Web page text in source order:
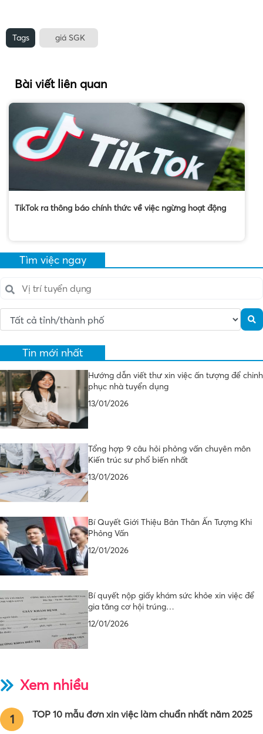
Tags giá SGK
Bài viết liên quan
TikTok ra thông báo chính thức về việc ngừng hoạt động
Tìm việc ngay
Tin mới nhất
Hướng dẫn viết thư xin việc ấn tượng để chinh
phục nhà tuyển dụng
13/01/2026
Tổng hợp 9 câu hỏi phỏng vấn chuyên môn
Kiến trúc sư phổ biến nhất
13/01/2026
Bí Quyết Giới Thiệu Bản Thân Ấn Tượng Khi
Phỏng Vấn
12/01/2026
Bí quyết nộp giấy khám sức khỏe xin việc để
gia tăng cơ hội trúng…
12/01/2026
Xem nhiều
1 TOP 10 mẫu đơn xin việc làm chuẩn nhất năm 2025